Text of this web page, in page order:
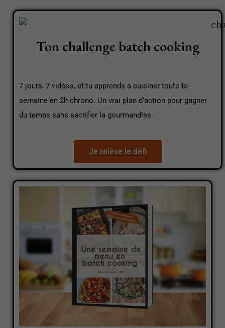
Ton challenge batch cooking
7 jours, 7 vidéos, et tu apprends à cuisiner toute ta
semaine en 2h chrono. Un vrai plan d’action pour gagner
du temps sans sacrifier la gourmandise.
Je relève le défi